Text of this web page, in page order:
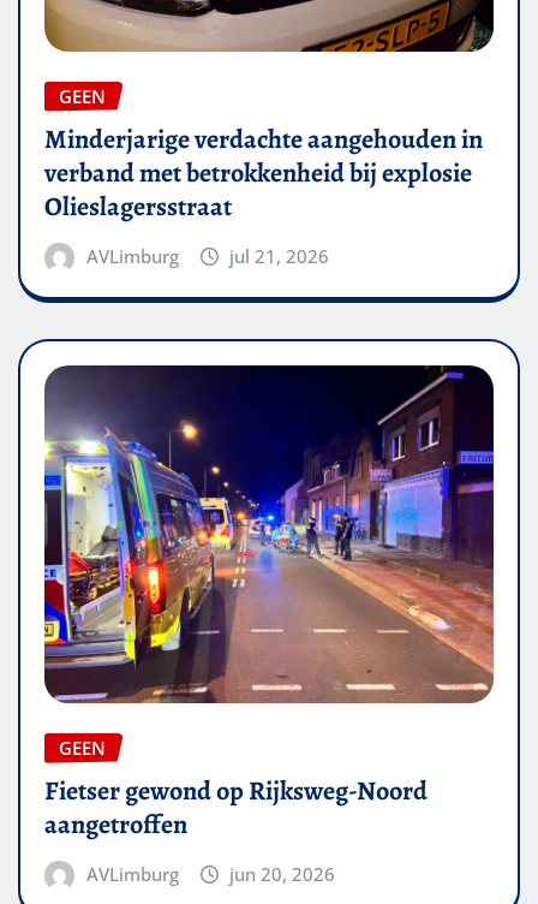
GEEN
Minderjarige verdachte aangehouden in
verband met betrokkenheid bij explosie
Olieslagersstraat
AVLimburg jul 21, 2026
GEEN
Fietser gewond op Rijksweg-Noord
aangetroffen
AVLimburg jun 20, 2026